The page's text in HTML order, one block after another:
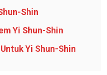
Shin
Yi Shun-Shin
Yi Shun-Shin